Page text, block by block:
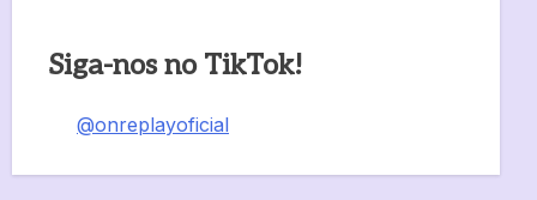
Siga-nos no TikTok!
@onreplayoficial